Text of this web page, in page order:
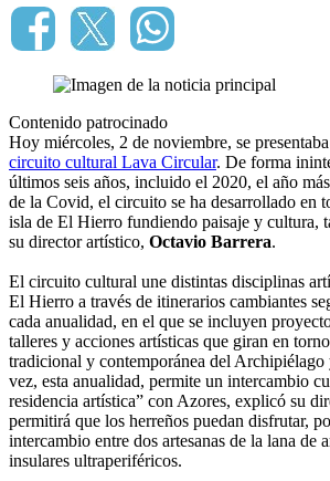
Contenido patrocinado
Hoy miércoles, 2 de noviembre, se
circuito cultural Lava Circular. De forma
últimos seis años, incluido el 2020, el año
de la Covid, el circuito se ha desarrollado en
isla de El Hierro fundiendo paisaje y cultura,
su director artístico, Octavio Barrera.
El circuito cultural une distintas disciplinas
El Hierro a través de itinerarios cambiantes
cada anualidad, en el que se incluyen
talleres y acciones artísticas que giran en
tradicional y contemporánea del Archipiélago
vez, esta anualidad, permite un intercambio
residencia artística” con Azores, explicó su
permitirá que los herreños puedan disfrutar,
intercambio entre dos artesanas de la lana de
insulares ultraperiféricos.